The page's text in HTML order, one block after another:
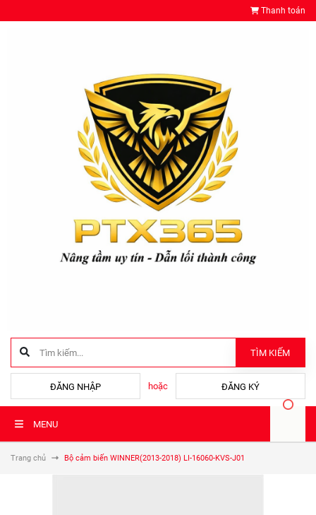
Thanh toán
TÌM KIẾM
ĐĂNG NHẬP hoặc ĐĂNG KÝ
MENU
Trang chủ Bộ cảm biến WINNER(2013-2018) LI-16060-KVS-J01